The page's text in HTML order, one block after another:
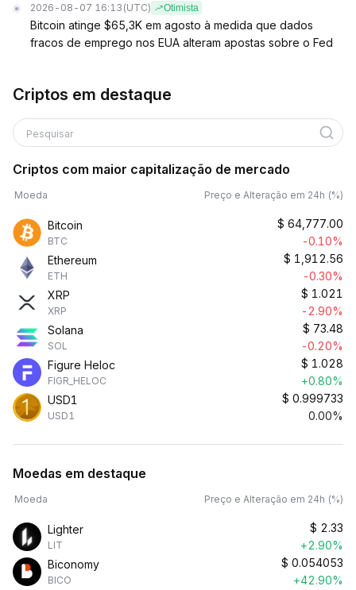
2026-08-07 16:13 (UTC) Otimista
Bitcoin atinge $65,3K em agosto à medida que dados
fracos de emprego nos EUA alteram apostas sobre o Fed
Criptos em destaque
Pesquisar
Criptos com maior capitalização de mercado
Moeda Preço e Alteração em 24h (%)
Bitcoin
BTC
$ 64,777.00
-0.10%
Ethereum
ETH
$ 1,912.56
-0.30%
XRP
XRP
$ 1.021
-2.90%
Solana
SOL
$ 73.48
-0.20%
Figure Heloc
FIGR_HELOC
$ 1.028
+0.80%
USD1
USD1
$ 0.999733
0.00%
Moedas em destaque
Moeda Preço e Alteração em 24h (%)
Lighter
LIT
$ 2.33
+2.90%
Biconomy
BICO
$ 0.054053
+42.90%